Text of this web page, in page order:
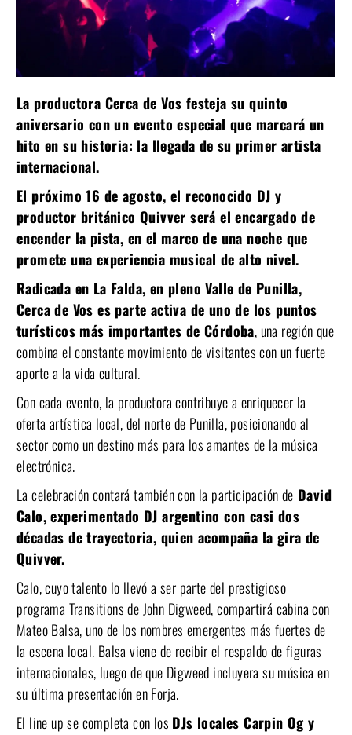
La productora Cerca de Vos festeja su quinto
aniversario con un evento especial que marcará un
hito en su historia: la llegada de su primer artista
internacional.
El próximo 16 de agosto, el reconocido DJ y
productor británico Quivver será el encargado de
encender la pista, en el marco de una noche que
promete una experiencia musical de alto nivel.
Radicada en La Falda, en pleno Valle de Punilla,
Cerca de Vos es parte activa de uno de los puntos
turísticos más importantes de Córdoba, una región que
combina el constante movimiento de visitantes con un fuerte
aporte a la vida cultural.
Con cada evento, la productora contribuye a enriquecer la
oferta artística local, del norte de Punilla, posicionando al
sector como un destino más para los amantes de la música
electrónica.
La celebración contará también con la participación de David
Calo, experimentado DJ argentino con casi dos
décadas de trayectoria, quien acompaña la gira de
Quivver.
Calo, cuyo talento lo llevó a ser parte del prestigioso
programa Transitions de John Digweed, compartirá cabina con
Mateo Balsa, uno de los nombres emergentes más fuertes de
la escena local. Balsa viene de recibir el respaldo de figuras
internacionales, luego de que Digweed incluyera su música en
su última presentación en Forja.
El line up se completa con los DJs locales Carpin Og y